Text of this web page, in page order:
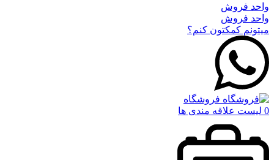
واحد فروش
واحد فروش
میتونم کمکتون کنم؟
فروشگاه
0 لیست علاقه مندی ها